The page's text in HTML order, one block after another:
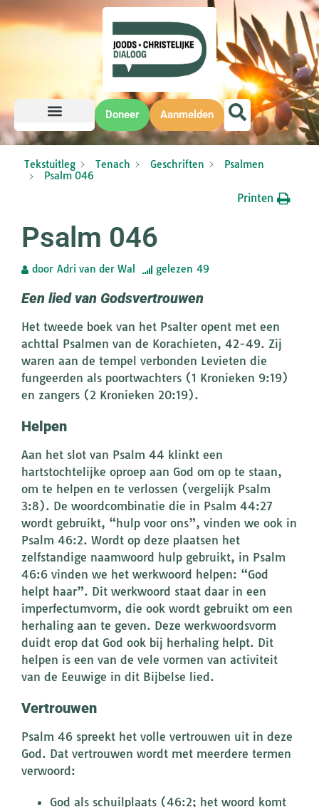
Doneer Aanmelden
Tekstuitleg Tenach Geschriften
Psalmen
Psalm 046
Printen
Psalm 046
door Adri van der Wal gelezen 49
Een lied van Godsvertrouwen
Het tweede boek van het Psalter opent met een
achttal Psalmen van de Korachieten, 42-49. Zij
waren aan de tempel verbonden Levieten die
fungeerden als poortwachters (1 Kronieken 9:19)
en zangers (2 Kronieken 20:19).
Helpen
Aan het slot van Psalm 44 klinkt een
hartstochtelijke oproep aan God om op te staan,
om te helpen en te verlossen (vergelijk Psalm
3:8). De woordcombinatie die in Psalm 44:27
wordt gebruikt, “hulp voor ons”, vinden we ook in
Psalm 46:2. Wordt op deze plaatsen het
zelfstandige naamwoord hulp gebruikt, in Psalm
46:6 vinden we het werkwoord helpen: “God
helpt haar”. Dit werkwoord staat daar in een
imperfectumvorm, die ook wordt gebruikt om een
herhaling aan te geven. Deze werkwoordsvorm
duidt erop dat God ook bij herhaling helpt. Dit
helpen is een van de vele vormen van activiteit
van de Eeuwige in dit Bijbelse lied.
Vertrouwen
Psalm 46 spreekt het volle vertrouwen uit in deze
God. Dat vertrouwen wordt met meerdere termen
verwoord:
God als schuilplaats (46:2; het woord komt